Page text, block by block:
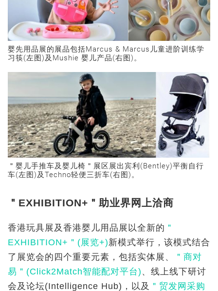
婴先用品展的展品包括Marcus & Marcus儿童进阶训练学
习筷(左图)及Mushie 婴儿产品(右图)。
＂婴儿手推车及婴儿椅＂展区展出宾利(Bentley)平衡自行
车(左图)及Techno轻便三折车(右图)。
＂EXHIBITION+＂助业界网上洽商
香港玩具展及香港婴儿用品展以全新的 ＂
EXHIBITION+＂(展览+)新模式举行，该模式结合
了展览会的四个重要元素，包括实体展、
＂商对
易＂(Click2Match智能配对平台) 、线上线下研讨
会及论坛(Intelligence Hub)，以及 ＂贸发网采购